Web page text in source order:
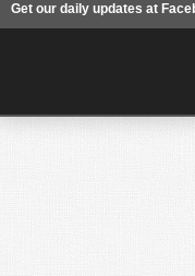
Get our daily updates at